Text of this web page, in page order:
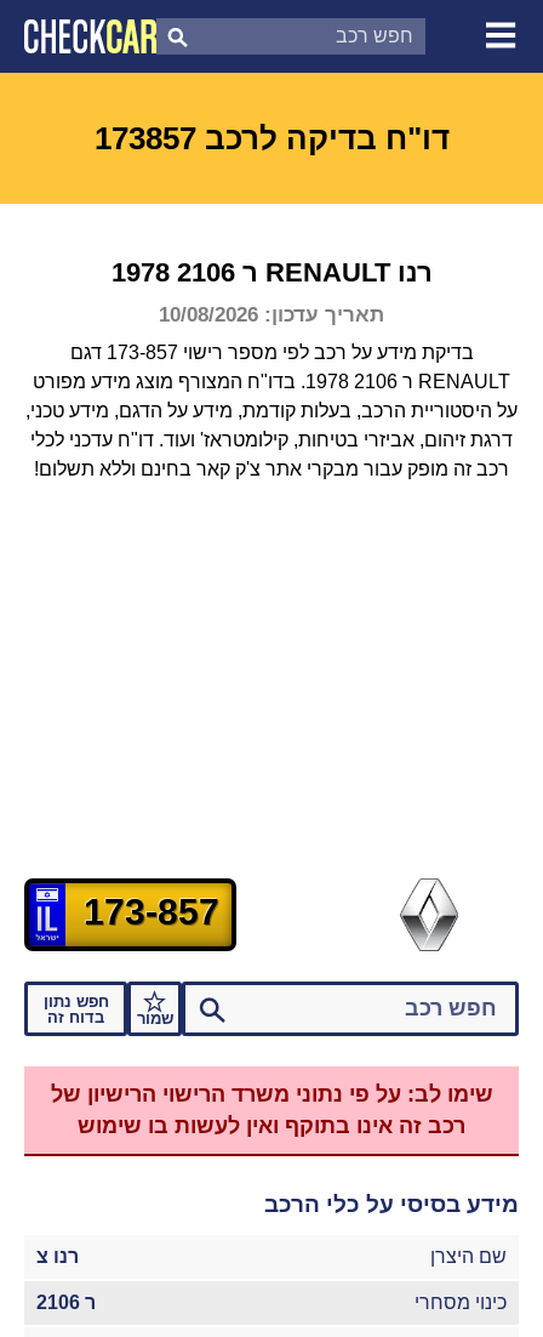
צ'ק קאר
דוח בדיקת רכב
דו"ח בדיקה לרכב 173857
רנו RENAULT ר 2106 1978
תאריך עדכון: 10/08/2026
בדיקת מידע על רכב לפי מספר רישוי 173-857 דגם
RENAULT ר 2106 1978.
בדו"ח המצורף מוצג מידע מפורט
על היסטוריית הרכב, בעלות קודמת, מידע על הדגם, מידע טכני,
דרגת זיהום, אביזרי בטיחות, קילומטראז' ועוד. דו"ח עדכני לכלי
רכב זה מופק עבור מבקרי אתר צ'ק קאר בחינם וללא תשלום!
שמור
חפש נתון
בדוח זה
173-857
שימו לב: על פי נתוני משרד הרישוי הרישיון של
רכב זה אינו בתוקף ואין לעשות בו שימוש
מידע בסיסי על כלי הרכב
שם היצרן רנו צ
כינוי מסחרי ר 2106